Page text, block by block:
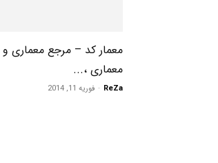
معمار کد – مرجع معماری و
معماری ،...
ReZa
- فوریه 11, 2014